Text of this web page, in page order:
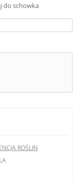
do schowka
ROŚLIN